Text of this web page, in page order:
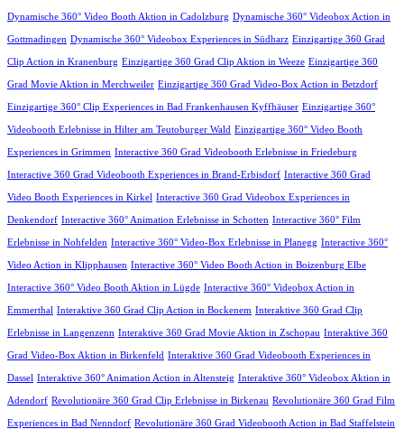
Dynamische 360° Video Booth Aktion in Cadolzburg Dynamische 360° Videobox Action in
Gottmadingen Dynamische 360° Videobox Experiences in Südharz Einzigartige 360 Grad
Clip Action in Kranenburg Einzigartige 360 Grad Clip Aktion in Weeze Einzigartige 360
Grad Movie Aktion in Merchweiler Einzigartige 360 Grad Video-Box Action in Betzdorf
Einzigartige 360° Clip Experiences in Bad Frankenhausen Kyffhäuser Einzigartige 360°
Videobooth Erlebnisse in Hilter am Teutoburger Wald Einzigartige 360° Video Booth
Experiences in Grimmen Interactive 360 Grad Videobooth Erlebnisse in Friedeburg
Interactive 360 Grad Videobooth Experiences in Brand-Erbisdorf Interactive 360 Grad
Video Booth Experiences in Kirkel Interactive 360 Grad Videobox Experiences in
Denkendorf Interactive 360° Animation Erlebnisse in Schotten Interactive 360° Film
Erlebnisse in Nohfelden Interactive 360° Video-Box Erlebnisse in Planegg Interactive 360°
Video Action in Klipphausen Interactive 360° Video Booth Action in Boizenburg Elbe
Interactive 360° Video Booth Aktion in Lügde Interactive 360° Videobox Action in
Emmerthal Interaktive 360 Grad Clip Action in Bockenem Interaktive 360 Grad Clip
Erlebnisse in Langenzenn Interaktive 360 Grad Movie Aktion in Zschopau Interaktive 360
Grad Video-Box Aktion in Birkenfeld Interaktive 360 Grad Videobooth Experiences in
Dassel Interaktive 360° Animation Action in Altensteig Interaktive 360° Videobox Aktion in
Adendorf Revolutionäre 360 Grad Clip Erlebnisse in Birkenau Revolutionäre 360 Grad Film
Experiences in Bad Nenndorf Revolutionäre 360 Grad Videobooth Action in Bad Staffelstein